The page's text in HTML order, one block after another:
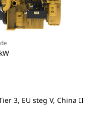
3, EU steg V, China II